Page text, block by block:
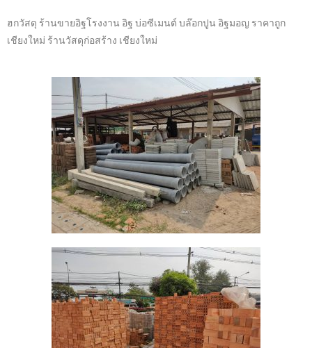
ฮกวัสดุ ร้านขายอิฐโรงงาน อิฐ บ่อซีเมนต์ บล๊อกปูน อิฐมอญ ราคาถูก
เชียงใหม่ ร้านวัสดุก่อสร้าง เชียงใหม่